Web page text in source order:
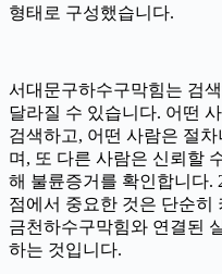
형태로 구성했습니다.
서대문구하수구막힘는 검
달라질 수 있습니다. 어떤
검색하고, 어떤 사람은 절
며, 또 다른 사람은 신뢰할
해 불륜증거를 확인합니다.
점에서 중요한 것은 단순히
금천하수구막힘와 연결된
하는 것입니다.